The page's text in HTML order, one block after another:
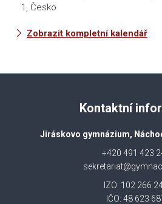
1, Česko
Zobrazit kompletní kalendář
Kontaktní
Jiráskovo gymnázium,
+420 491 423
IZO: 102 266
IČO: 48 623